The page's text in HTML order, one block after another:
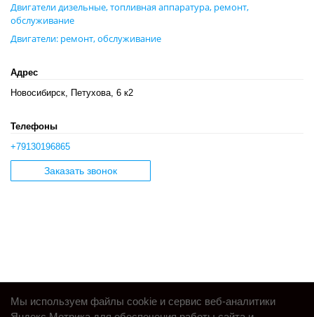
Двигатели дизельные, топливная аппаратура, ремонт,
обслуживание
Двигатели: ремонт, обслуживание
Адрес
Новосибирск, Петухова, 6 к2
Телефоны
+79130196865
Заказать звонок
Мы используем файлы cookie и сервис веб-аналитики